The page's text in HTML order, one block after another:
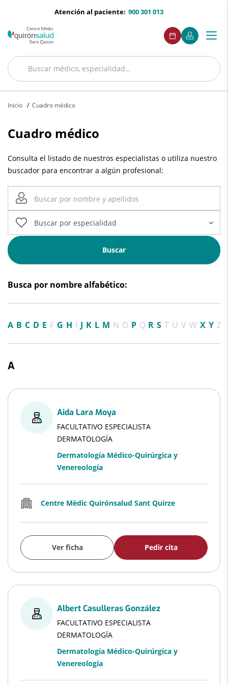
menu-
900 301 013
Atención al paciente:
Buscar
Buscar
menuAcceso
Pedir
cita
Este
enlace
se
en
Mi
Quirónsalud
Este
enlace
se
en
ventana
nueva.
Menú
Inicio Cuadro médico
Cuadro médico
Consulta el listado de nuestros especialistas o utiliza nuestro
buscador para encontrar a algún profesional:
Buscar
Busca por nombre alfabético:
A B C D E F G H I J K L M N O P Q RST UVWXY Z
A
Aida Lara Moya
FACULTATIVO ESPECIALISTA
DERMATOLOGÍA
Dermatología Médico-Quirúrgica y
Venereología
Centre Mèdic Quirónsalud Sant Quirze
Ver ficha Pedir cita
Albert Casulleras González
FACULTATIVO ESPECIALISTA
DERMATOLOGÍA
Dermatología Médico-Quirúrgica y
Venereología